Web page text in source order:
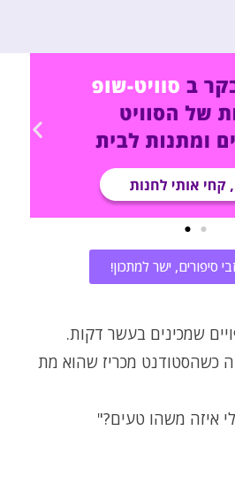
סיפורים, ישר למתכון!
שמכינים בעשר דקות.
כשהסטודנט מכריז שהוא מת
איזה משהו טעים?"